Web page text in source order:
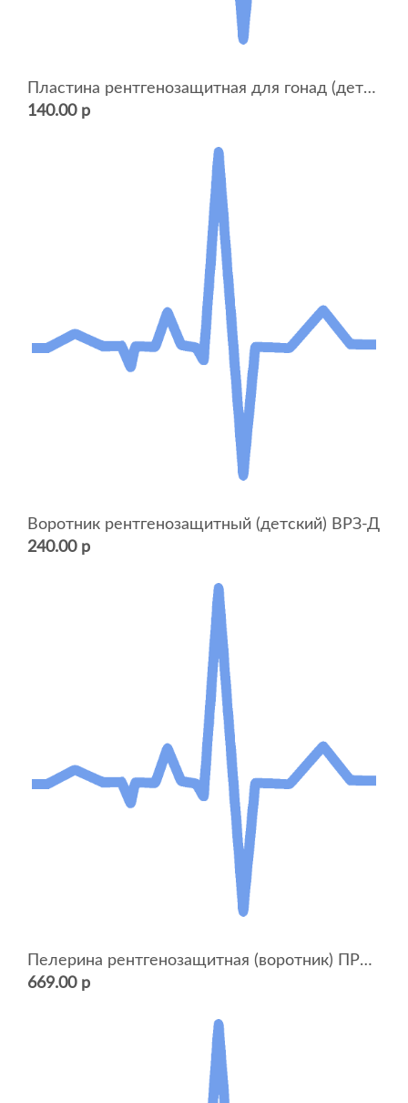
Пластина рентгенозащитная для гонад (детская) ЗПГ-Д
140.00 р
Воротник рентгенозащитный (детский) ВРЗ-Д
240.00 р
Пелерина рентгенозащитная (воротник) ПРЗ-1 (ВРЗ-3)
669.00 р